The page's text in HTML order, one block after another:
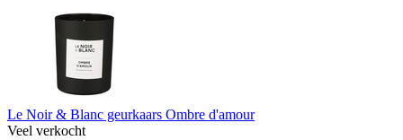
Le Noir & Blanc geurkaars Ombre d'amour
Veel verkocht